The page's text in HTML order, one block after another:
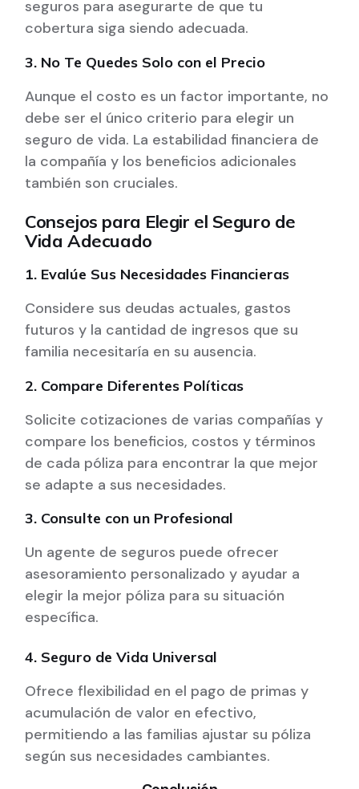
seguros para asegurarte de que tu
cobertura siga siendo adecuada.
3. No Te Quedes Solo con el Precio
Aunque el costo es un factor importante, no
debe ser el único criterio para elegir un
seguro de vida. La estabilidad financiera de
la compañía y los beneficios adicionales
también son cruciales.
Consejos para Elegir el Seguro de
Vida Adecuado
1. Evalúe Sus Necesidades Financieras
Considere sus deudas actuales, gastos
futuros y la cantidad de ingresos que su
familia necesitaría en su ausencia.
2. Compare Diferentes Políticas
Solicite cotizaciones de varias compañías y
compare los beneficios, costos y términos
de cada póliza para encontrar la que mejor
se adapte a sus necesidades.
3. Consulte con un Profesional
Un agente de seguros puede ofrecer
asesoramiento personalizado y ayudar a
elegir la mejor póliza para su situación
específica.
4. Seguro de Vida Universal
Ofrece flexibilidad en el pago de primas y
acumulación de valor en efectivo,
permitiendo a las familias ajustar su póliza
según sus necesidades cambiantes.